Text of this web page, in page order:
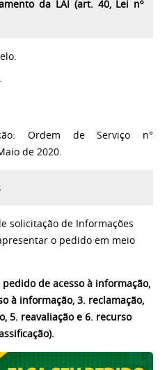
da LAI (art. 40, Lei nº
Ordem de Serviço n°
de 2020.
solicitação de Informações
o pedido em meio
pedido de acesso à informação,
à informação, 3. reclamação,
5. reavaliação e 6. recurso